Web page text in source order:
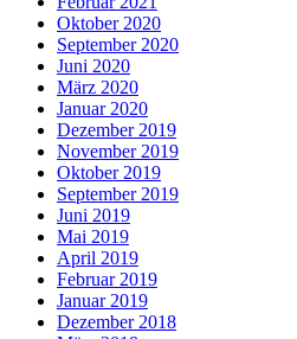
Oktober 2020
September 2020
Juni 2020
März 2020
Januar 2020
Dezember 2019
November 2019
Oktober 2019
September 2019
Juni 2019
Mai 2019
April 2019
Februar 2019
Januar 2019
Dezember 2018